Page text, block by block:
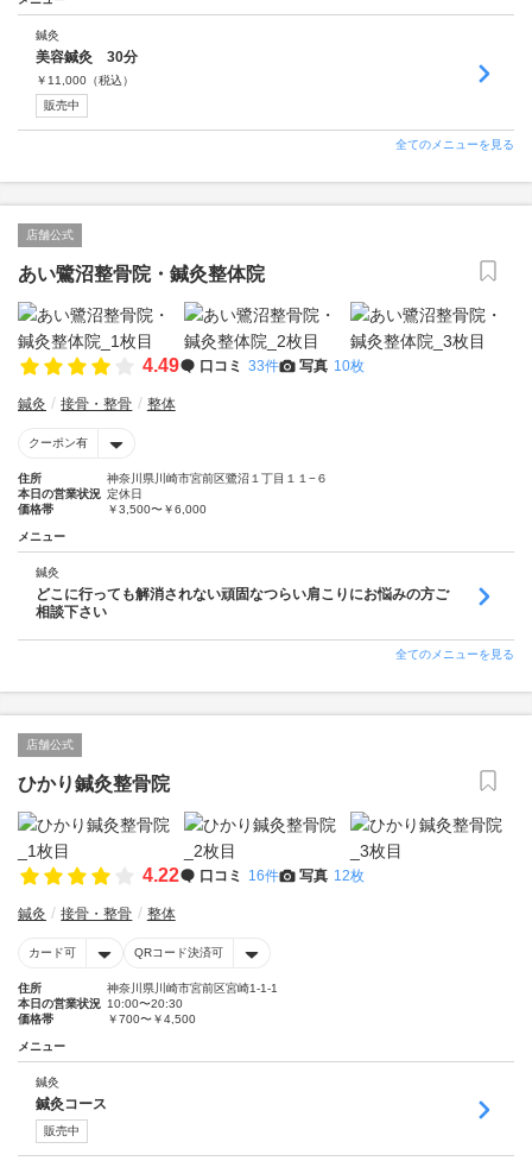
鍼灸
美容鍼灸 30分
￥ 11,000 （税込）
販売中
全てのメニューを見る
店舗公式
あい鷺沼整骨院・鍼灸整体院
4.49 口コミ 33件 写真 10枚
鍼灸 接骨・整骨 整体
クーポン有
住所
神奈川県川崎市宮前区鷺沼１丁目１１−６
本日の営業状況 定休日
価格帯
￥3,500〜￥6,000
メニュー
鍼灸
どこに行っても解消されない頑固なつらい肩こりにお悩みの方ご
相談下さい
全てのメニューを見る
店舗公式
ひかり鍼灸整骨院
4.22 口コミ 16件 写真 12枚
鍼灸 接骨・整骨 整体
カード可 QRコード決済可
住所
神奈川県川崎市宮前区宮崎1-1-1
本日の営業状況 10:00〜20:30
価格帯
￥700〜￥4,500
メニュー
鍼灸
鍼灸コース
販売中